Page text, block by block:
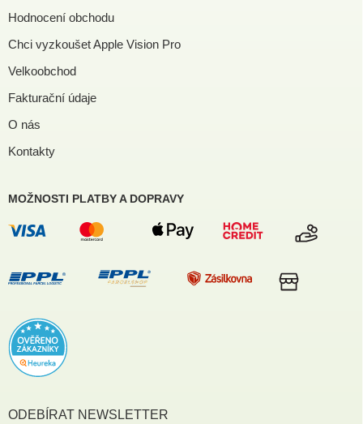
Hodnocení obchodu
Chci vyzkoušet Apple Vision Pro
Velkoobchod
Fakturační údaje
O nás
Kontakty
MOŽNOSTI PLATBY A DOPRAVY
ODEBÍRAT NEWSLETTER